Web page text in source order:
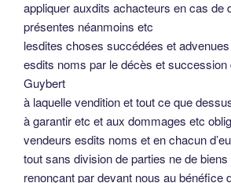
Odile Halbert –
autre endroit d’Internet
Tout commentaire ou copie partielle
autre blog ou forum ou site va à
d’auteur.
PUBLIÉ
LE
30 JUILLET 2010
Contrat d’apprentissage de